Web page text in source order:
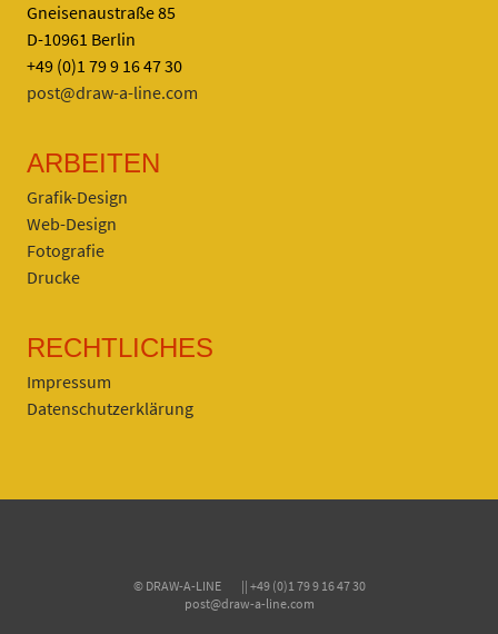
Gneisenaustraße 85
D-10961 Berlin
+49 (0)1 79 9 16 47 30
post@draw-a-line.com
ARBEITEN
Grafik-Design
Web-Design
Fotografie
Drucke
RECHTLICHES
Impressum
Datenschutzerklärung
© DRAW-A-LINE || +49 (0)1 79 9 16 47 30
post@draw-a-line.com